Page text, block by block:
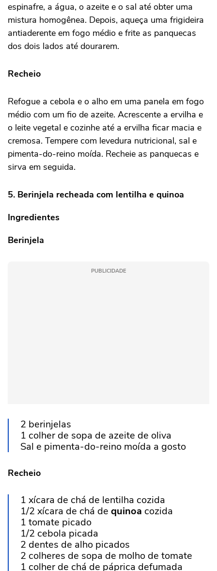
espinafre, a água, o azeite e o sal até obter uma
mistura homogênea. Depois, aqueça uma frigideira
antiaderente em fogo médio e frite as panquecas
dos dois lados até dourarem.
Recheio
Refogue a cebola e o alho em uma panela em fogo
médio com um fio de azeite. Acrescente a ervilha e
o leite vegetal e cozinhe até a ervilha ficar macia e
cremosa. Tempere com levedura nutricional, sal e
pimenta-do-reino moída. Recheie as panquecas e
sirva em seguida.
5. Berinjela recheada com lentilha e quinoa
Ingredientes
Berinjela
PUBLICIDADE
2 berinjelas
1 colher de sopa de azeite de oliva
Sal e pimenta-do-reino moída a gosto
Recheio
1 xícara de chá de lentilha cozida
1/2 xícara de chá de quinoa cozida
1 tomate picado
1/2 cebola picada
2 dentes de alho picados
2 colheres de sopa de molho de tomate
1 colher de chá de páprica defumada